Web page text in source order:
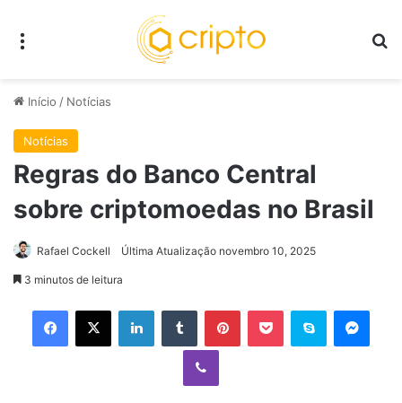
Início / Notícias
Notícias
Regras do Banco Central
sobre criptomoedas no Brasil
Rafael Cockell Última Atualização novembro 10, 2025
3 minutos de leitura
Facebook
X LinkedinTumblr PinterestPocket Skype
Viber